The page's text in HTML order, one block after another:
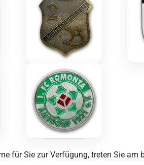
für Sie zur Verfügung, treten Sie